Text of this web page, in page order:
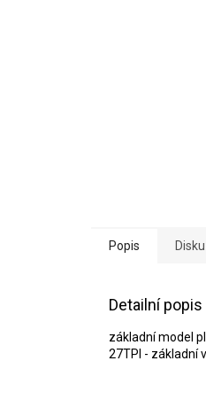
Popis
Detailní
základní model
27TPI - základní